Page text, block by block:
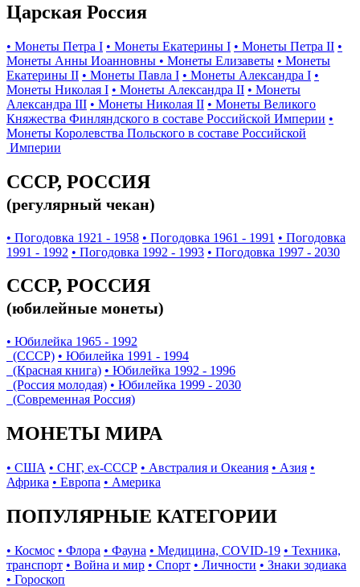
Царская Россия
• Монеты Петра I • Монеты Екатерины I • Монеты Петра II •
Монеты Анны Иоанновны • Монеты Елизаветы • Монеты
Екатерины II • Монеты Павла I • Монеты Александра I •
Монеты Николая I • Монеты Александра II • Монеты
Александра III • Монеты Николая II • Монеты Великого
Княжества Финляндского в составе Российской Империи •
Монеты Королевства Польского в составе Российской
Империи
СССР, РОССИЯ
(регулярный чекан)
• Погодовка 1921 - 1958 • Погодовка 1961 - 1991 • Погодовка
1991 - 1992 • Погодовка 1992 - 1993 • Погодовка 1997 - 2030
СССР, РОССИЯ
(юбилейные монеты)
• Юбилейка 1965 - 1992
(СССР) • Юбилейка 1991 - 1994
(Красная книга) • Юбилейка 1992 - 1996
(Россия молодая) • Юбилейка 1999 - 2030
(Современная Россия)
МОНЕТЫ МИРА
• США • СНГ, ex-СССР • Австралия и Океания • Азия •
Африка • Европа • Америка
ПОПУЛЯРНЫЕ КАТЕГОРИИ
• Космос • Флора • Фауна • Медицина, COVID-19 • Техника,
транспорт • Война и мир • Спорт • Личности • Знаки зодиака
• Гороскоп